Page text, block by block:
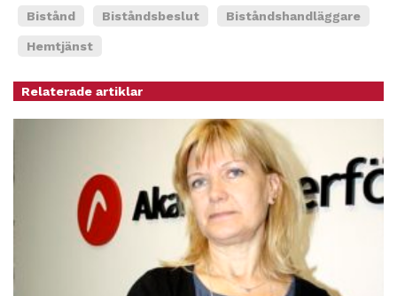
Bistånd Biståndsbeslut Biståndshandläggare
Hemtjänst
Relaterade artiklar